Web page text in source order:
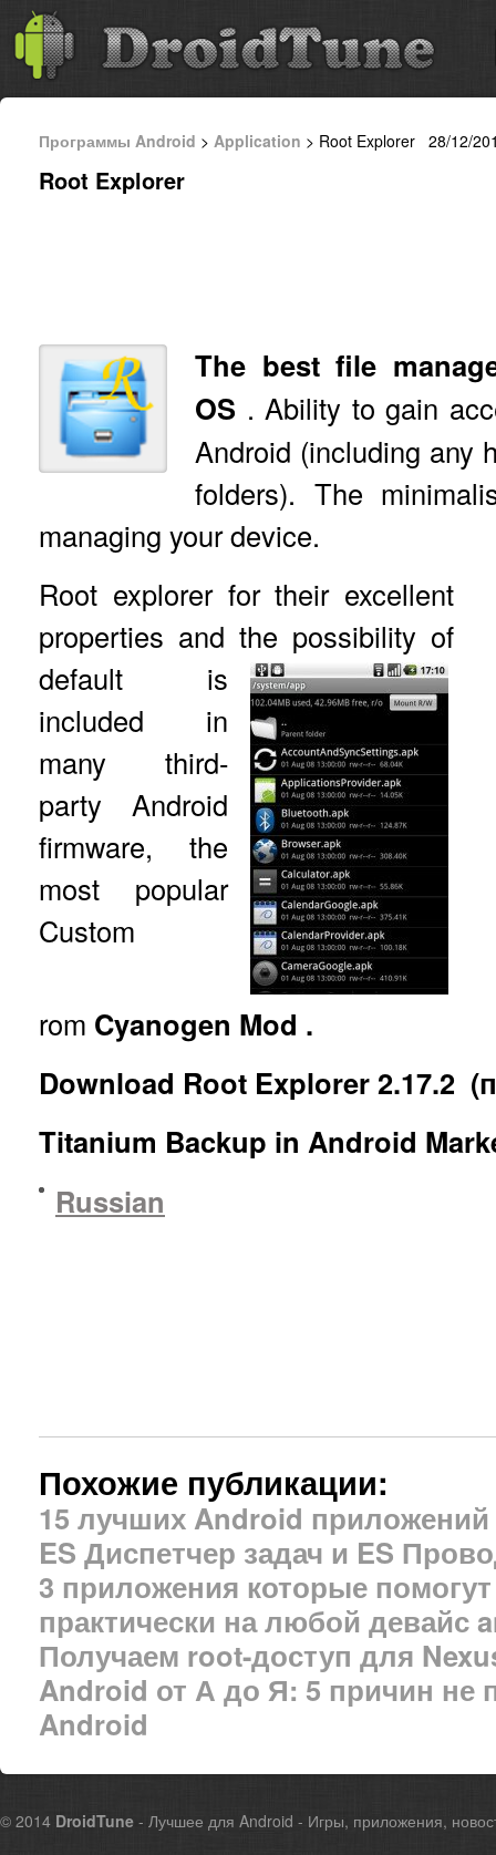
Программы Android > Application > Root Explorer 28/12/
Root Explorer
The best file
OS . Ability to gain
Android (including any
folders). The
managing your device.
Root explorer for their excellent
properties and the possibility of
default is
included in
many third-
party Android
firmware, the
most popular
Custom
rom Cyanogen Mod .
Download Root Explorer2.17.2
Titanium Backup in Android
Russian
Похожие публикации:
15 лучших Android приложений
ES Диспетчер задач и ES
3 приложения которые
практически на любой девайс
Получаем root-доступ для
Android от А до Я: 5 причин не
Android
© 2014 DroidTune - Лучшее для Android - Игры, приложения,